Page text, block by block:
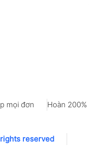
1 giây
mọi đơn Hoàn
reserved